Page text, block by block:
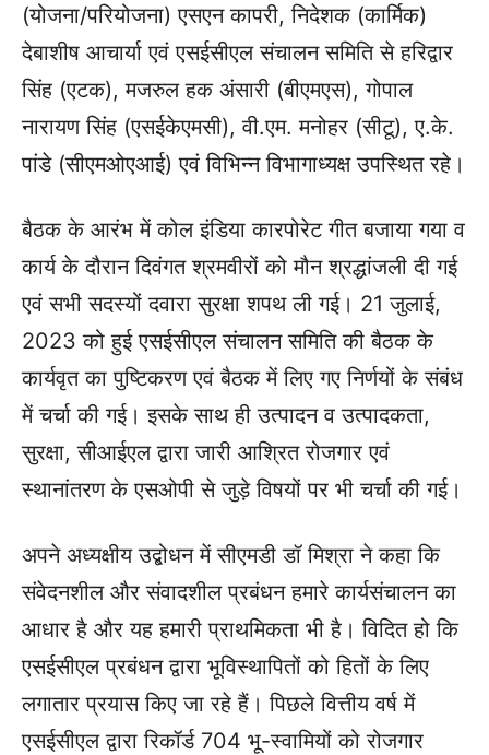
(योजना/परियोजना) एसएन कापरी, निदेशक (कार्मिक)
देबाशीष आचार्या एवं एसईसीएल संचालन समिति से हरिद्वार
सिंह (एटक), मजरुल हक अंसारी (बीएमएस), गोपाल
नारायण सिंह (एसईकेएमसी), वी.एम. मनोहर (सीटू), ए.के.
पांडे (सीएमओएआई) एवं विभिन्न विभागाध्यक्ष उपस्थित रहे।
बैठक के आरंभ में कोल इंडिया कारपोरेट गीत बजाया गया व
कार्य के दौरान दिवंगत श्रमवीरों को मौन श्रद्धांजली दी गई
एवं सभी सदस्यों दवारा सुरक्षा शपथ ली गई। 21 जुलाई,
2023 को हुई एसईसीएल संचालन समिति की बैठक के
कार्यवृत का पुष्टिकरण एवं बैठक में लिए गए निर्णयों के संबंध
में चर्चा की गई। इसके साथ ही उत्पादन व उत्पादकता,
सुरक्षा, सीआईएल द्वारा जारी आश्रित रोजगार एवं
स्थानांतरण के एसओपी से जुड़े विषयों पर भी चर्चा की गई।
अपने अध्यक्षीय उद्बोधन में सीएमडी डॉ मिश्रा ने कहा कि
संवेदनशील और संवादशील प्रबंधन हमारे कार्यसंचालन का
आधार है और यह हमारी प्राथमिकता भी है। विदित हो कि
एसईसीएल प्रबंधन द्वारा भूविस्थापितों को हितों के लिए
लगातार प्रयास किए जा रहे हैं। पिछले वित्तीय वर्ष में
एसईसीएल द्वारा रिकॉर्ड 704 भू-स्वामियों को रोजगार